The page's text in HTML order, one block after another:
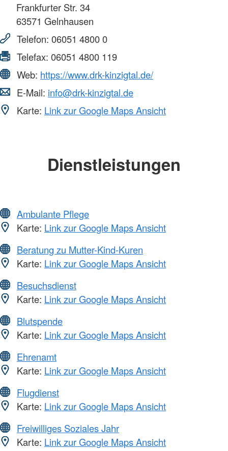
Frankfurter Str. 34
63571 Gelnhausen
Telefon: 06051 4800 0
Telefax: 06051 4800 119
Web: https://www.drk-kinzigtal.de/
E-Mail: info@drk-kinzigtal.de
Karte: Link zur Google Maps Ansicht
Dienstleistungen
Ambulante Pflege
Karte: Link zur Google Maps Ansicht
Beratung zu Mutter-Kind-Kuren
Karte: Link zur Google Maps Ansicht
Besuchsdienst
Karte: Link zur Google Maps Ansicht
Blutspende
Karte: Link zur Google Maps Ansicht
Ehrenamt
Karte: Link zur Google Maps Ansicht
Flugdienst
Karte: Link zur Google Maps Ansicht
Freiwilliges Soziales Jahr
Karte: Link zur Google Maps Ansicht